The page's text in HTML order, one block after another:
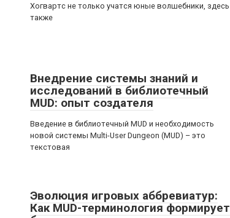
Хогвартс не только учатся юные волшебники, здесь
также
Внедрение системы знаний и
исследований в библиотечный
MUD: опыт создателя
Введение в библиотечный MUD и необходимость
новой системы Multi-User Dungeon (MUD) – это
текстовая
Эволюция игровых аббревиатур:
Как MUD-терминология формирует